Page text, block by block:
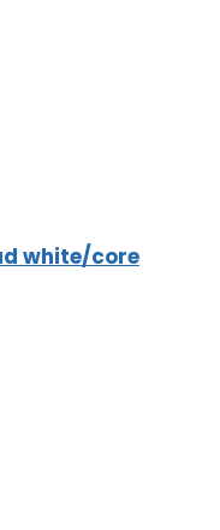
white/core